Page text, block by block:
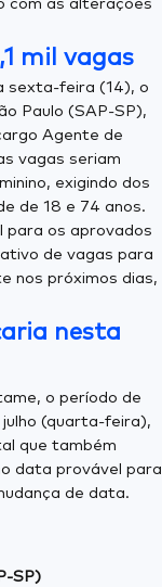
com as alterações
mil vagas
sexta-feira (14), o
Paulo (SAP-SP),
Agente de
vagas seriam
exigindo dos
de 18 e 74 anos.
para os aprovados
de vagas para
nos próximos dias,
nesta
o período de
julho (quarta-feira),
que também
data provável para
de data.
SP)